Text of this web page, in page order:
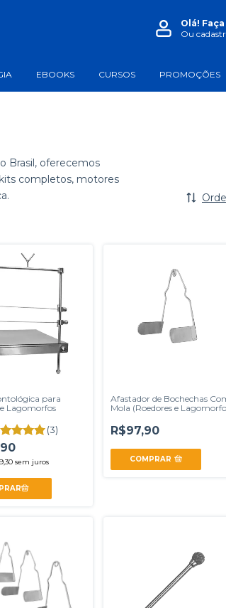
Olá!
Ou
EBOOKS CURSOS PROMOÇÕES
Brasil, oferecemos
completos, motores
para
Lagomorfos
(3)
sem juros
Afastador de Bochechas
Mola (Roedores e
R$97,90
COMPRAR